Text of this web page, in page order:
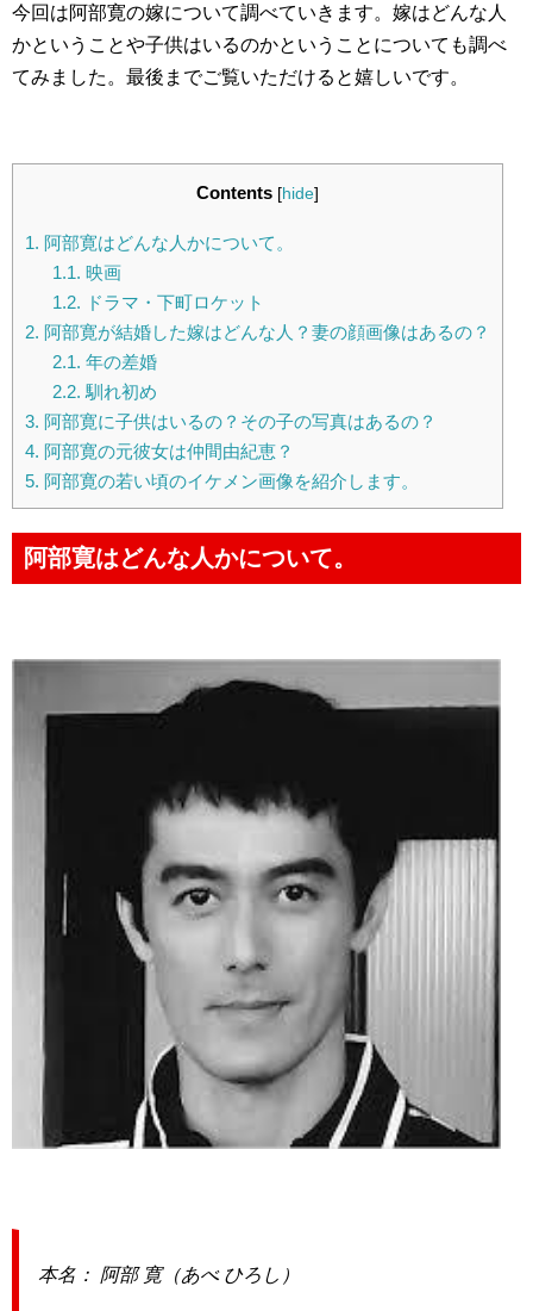
今回は阿部寛の嫁について調べていきます。嫁はどんな人
かということや子供はいるのかということについても調べ
てみました。最後までご覧いただけると嬉しいです。
Contents [hide]
1. 阿部寛はどんな人かについて。
1.1. 映画
1.2. ドラマ・下町ロケット
2. 阿部寛が結婚した嫁はどんな人？妻の顔画像はあるの？
2.1. 年の差婚
2.2. 馴れ初め
3. 阿部寛に子供はいるの？その子の写真はあるの？
4. 阿部寛の元彼女は仲間由紀恵？
5. 阿部寛の若い頃のイケメン画像を紹介します。
阿部寛はどんな人かについて。
本名： 阿部 寛（あべ ひろし）